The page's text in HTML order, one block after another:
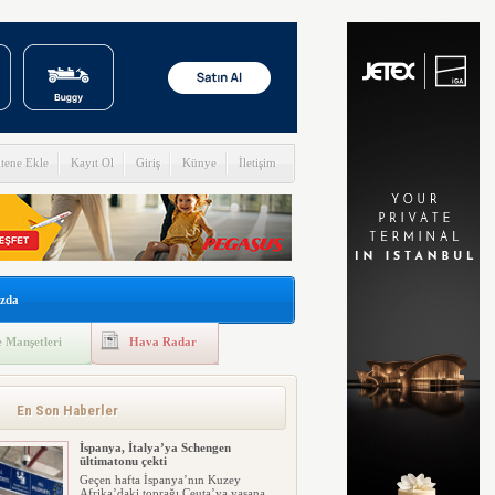
Ekle Kayıt Ol Giriş Künye İletişim
Manşetleri Hava Radar
En Son Haberler
İspanya, İtalya’ya Schengen
ültimatonu çekti
Geçen hafta İspanya’nın Kuzey